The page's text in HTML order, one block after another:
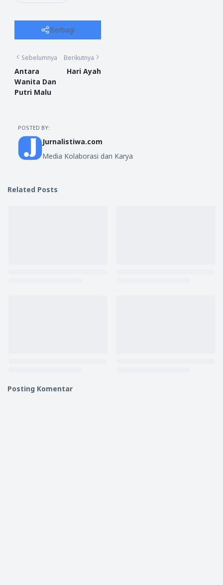
Berbagi
Sebelumnya
Antara
Wanita Dan
Putri Malu
Berikutnya
Hari Ayah
POSTED BY:
Jurnalistiwa.com
Media Kolaborasi dan Karya
Related Posts
Posting Komentar